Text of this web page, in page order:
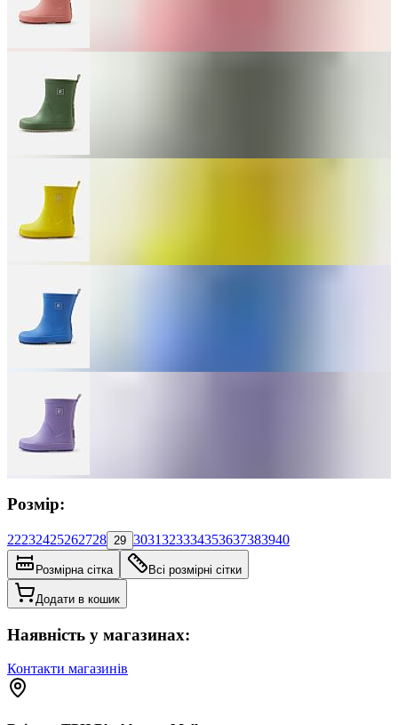
Розмір:
22232425262728 29 3031323334353637383940
Розмірна сітка Всі розмірні сітки
Додати в кошик
Наявність у магазинах:
Контакти магазинів